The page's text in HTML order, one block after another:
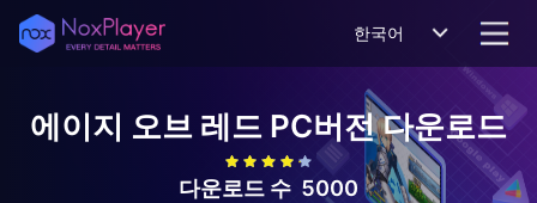
한국어
에이지 오브 레드 PC버전 다운로드
다운로드 수 5000